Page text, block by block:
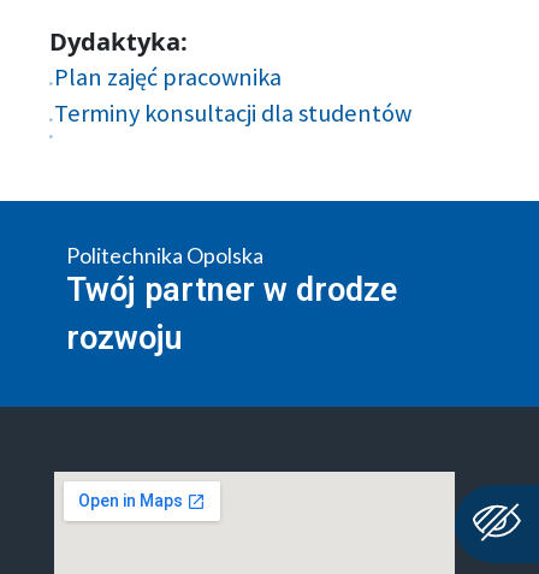
Dydaktyka:
Plan zajęć pracownika
Terminy konsultacji dla studentów
Politechnika Opolska
Twój partner w drodze
rozwoju